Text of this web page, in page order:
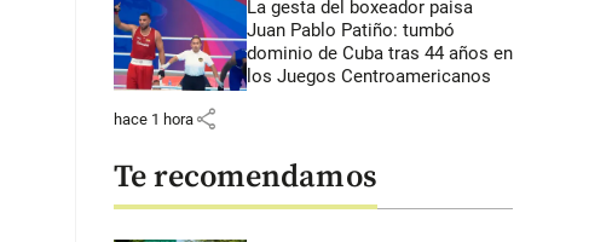
La gesta del boxeador paisa
Juan Pablo Patiño: tumbó
dominio de Cuba tras 44 años en
los Juegos Centroamericanos
hace 1 hora share
Te recomendamos